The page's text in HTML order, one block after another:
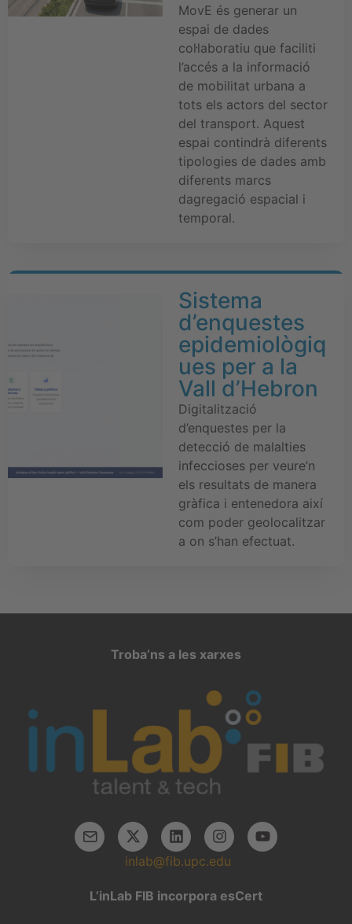
MovE és generar un
espai de dades
col·laboratiu que faciliti
l’accés a la informació
de mobilitat urbana a
tots els actors del sector
del transport. Aquest
espai contindrà diferents
tipologies de dades amb
diferents marcs
dagregació espacial i
temporal.
Sistema
d’enquestes
epidemiològiq
ues per a la
Vall d’Hebron
Digitalització
d’enquestes per la
detecció de malalties
infeccioses per veure’n
els resultats de manera
gràfica i entenedora així
com poder geolocalitzar
a on s’han efectuat.
Troba’ns a les xarxes
inlab@fib.upc.edu
L’inLab FIB incorpora esCert